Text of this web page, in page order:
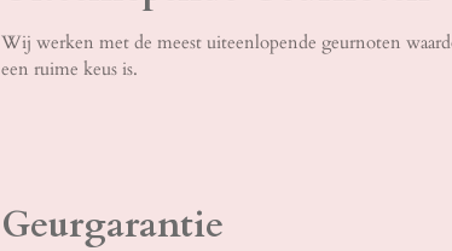
Wij werken met de meest uiteenlopende geurnoten
een ruime keus is.
Geurgarantie